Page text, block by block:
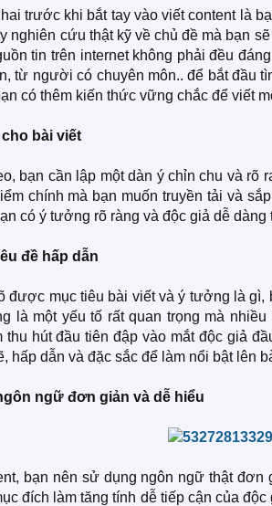
trước khi bắt tay vào viết content là
nghiên cứu thật kỹ về chủ đề mà bạn
tin trên internet không phải đều
từ người có chuyên môn.. để bắt đầu
có thêm kiến thức vững chắc để viết
bài viết
bạn cần lập một dàn ý chỉn chu và rõ
chính mà bạn muốn truyền tải và
có ý tưởng rõ ràng và độc giả dễ
đề hấp dẫn
được mục tiêu bài viết và ý tưởng là
là một yếu tố rất quan trọng mà
thu hút đầu tiên đập vào mắt độc giả
hấp dẫn và đặc sắc để làm nổi bật lên
ngữ đơn giản và dễ hiểu
bạn nên sử dụng ngôn ngữ thật
đích làm tăng tính dễ tiếp cận của